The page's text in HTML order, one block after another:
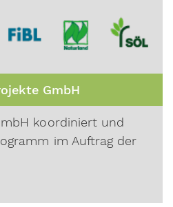
GmbH
koordiniert und
im Auftrag der